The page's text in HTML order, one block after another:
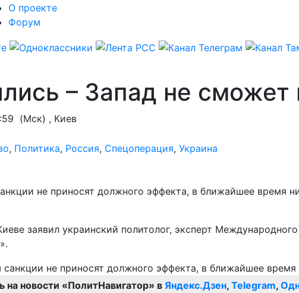
О проекте
Форум
– Запад не
(Мск) , Киев
, Политика, Россия, Спецоперация, Украина
не приносят должного эффекта, в ближайшее время
заявил украинский политолог, эксперт
на новости «ПолитНавигатор» в Яндекс.Дзен, Telegram,